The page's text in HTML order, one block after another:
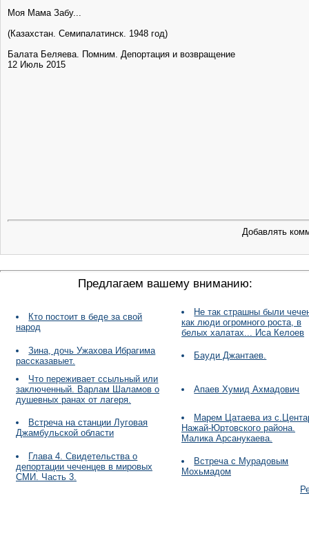
Моя Мама Забу...
(Казахстан. Семипалатинск. 1948 год)
Балата Беляева. ‎Помним. Депортация и возвращение
12 Июль 2015
Добавлять
Предлагаем вашему вниманию:
Кто постоит в беде за свой
народ
Не так страшны были
как люди огромного роста, в
белых халатах... Иса Келоев
Зина, дочь Ужахова Ибрагима
рассказавыет.
Бауди Джантаев.
Что переживает ссыльный или
заключенный. Варлам Шаламов о
душевных ранах от лагеря.
Апаев Хумид Ахмадович
Встреча на станции Луговая
Джамбульской области
Марем Цатаева из
Нажай-Юртовского района.
Малика Арсанукаева.
Глава 4. Свидетельства о
депортации чеченцев в мировых
СМИ. Часть 3.
Встреча с Мурадовым
Мохьмадом